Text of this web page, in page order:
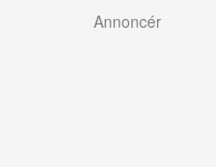
Annoncér